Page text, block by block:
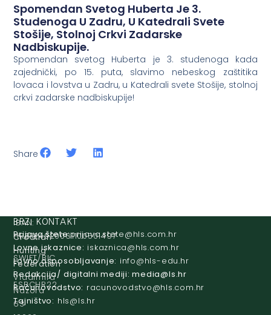
Spomendan Svetog Huberta Je 3.
Studenoga U Zadru, U Katedrali Svete
Stošije, Stolnoj Crkvi Zadarske
Nadbiskupije.
Spomendan svetog Huberta je 3. studenoga kada
zajednički, po 15. puta, slavimo nebeskog zaštitika
lovaca i lovstva u Zadru, u Katedrali svete Stošije, stolnoj
crkvi zadarske nadbiskupije!
Share
Croatian
Hunting
Federation
Vladimira
Nazora
63
IBAN:
HR8124020061100501497
SWIFT/BIC
:
ESBCHR22
BRZI KONTAKT
Prijava štete: rh.moc.slh
@etets.avajirp
Lovne iskaznice:
rh.moc.slh
@acinzaksi
Lovno osposobljavanje:
rh.ude-slh
@ofni
Redakcija/ digitalni mediji:
rh.sl
@aidem
Računovodstvo:
rh.moc.slh
@ovtsdovonucar
Tajništvo:
rh.sl
@slh